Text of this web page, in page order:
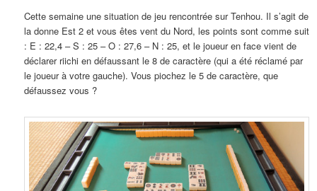
Cette semaine une situation de jeu rencontrée sur Tenhou. Il s’agit de
la donne Est 2 et vous êtes vent du Nord, les points sont comme suit
: E : 22,4 – S : 25 – O : 27,6 – N : 25, et le joueur en face vient de
déclarer riichi en défaussant le 8 de caractère (qui a été réclamé par
le joueur à votre gauche). Vous piochez le 5 de caractère, que
défaussez vous ?